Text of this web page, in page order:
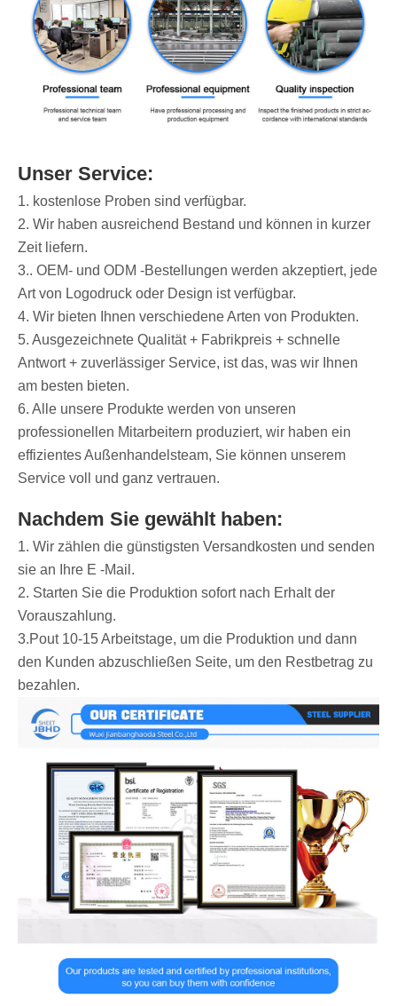
Unser Service:
1. kostenlose Proben sind verfügbar.
2. Wir haben ausreichend Bestand und können in kurzer
Zeit liefern.
3.. OEM- und ODM -Bestellungen werden akzeptiert, jede
Art von Logodruck oder Design ist verfügbar.
4. Wir bieten Ihnen verschiedene Arten von Produkten.
5. Ausgezeichnete Qualität + Fabrikpreis + schnelle
Antwort + zuverlässiger Service, ist das, was wir Ihnen
am besten bieten.
6. Alle unsere Produkte werden von unseren
professionellen Mitarbeitern produziert, wir haben ein
effizientes Außenhandelsteam, Sie können unserem
Service voll und ganz vertrauen.
Nachdem Sie gewählt haben:
1. Wir zählen die günstigsten Versandkosten und senden
sie an Ihre E -Mail.
2. Starten Sie die Produktion sofort nach Erhalt der
Vorauszahlung.
3.Pout 10-15 Arbeitstage, um die Produktion und dann
den Kunden abzuschließen Seite, um den Restbetrag zu
bezahlen.